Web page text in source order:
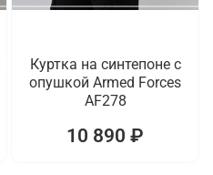
Куртка на синтепоне с
опушкой Armed Forces
AF278
10 890 ₽